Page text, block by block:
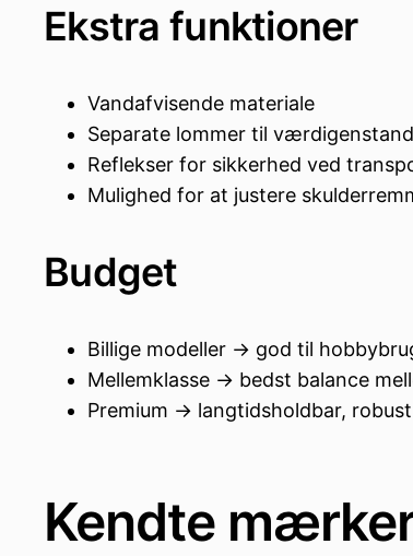
Ekstra funktioner
Vandafvisende materiale
Separate lommer til
Reflekser for sikkerhed ved
Mulighed for at justere
Budget
Billige modeller → god til
Mellemklasse → bedst balance
Premium → langtidsholdbar,
Kendte